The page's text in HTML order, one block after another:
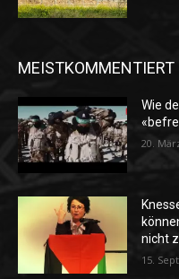
MEISTKOMMENTIERT
Wie
20.
nicht
15.